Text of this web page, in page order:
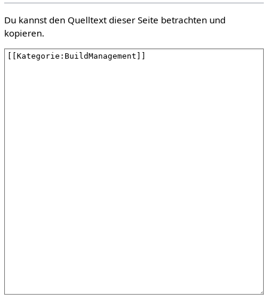
Du kannst den Quelltext dieser Seite betrachten und
kopieren.